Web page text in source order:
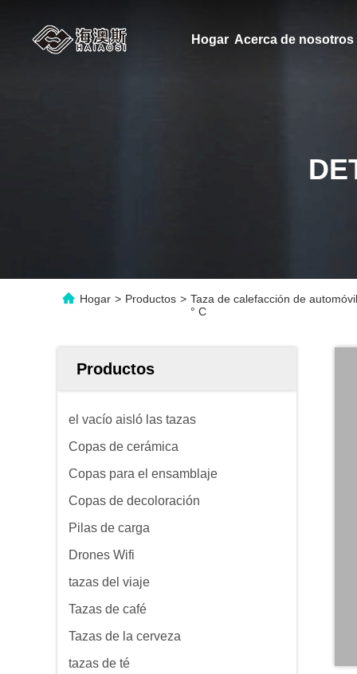
Hogar Acerca de nosotros
Hogar > Productos > Taza de calefacción de
° C
Productos
el vacío aisló las tazas
Copas de cerámica
Copas para el ensamblaje
Copas de decoloración
Pilas de carga
Drones Wifi
tazas del viaje
Tazas de café
Tazas de la cerveza
tazas de té